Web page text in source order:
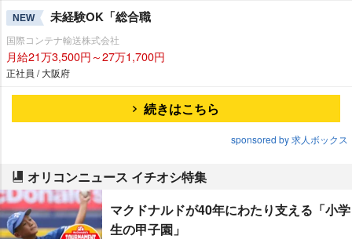
NEW 未経験OK「総合職
国際コンテナ輸送株式会社
月給21万3,500円～27万1,700円
正社員 / 大阪府
続きはこちら
sponsored by 求人ボックス
オリコンニュース イチオシ特集
マクドナルドが40年にわたり支える「小学
生の甲子園」